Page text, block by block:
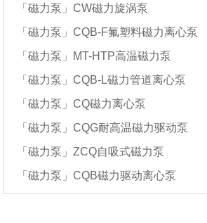
「磁力泵」CW磁力旋涡泵
「磁力泵」CQB-F氟塑料磁力离心泵
「磁力泵」MT-HTP高温磁力泵
「磁力泵」CQB-L磁力管道离心泵
「磁力泵」CQ磁力离心泵
「磁力泵」CQG耐高温磁力驱动泵
「磁力泵」ZCQ自吸式磁力泵
「磁力泵」CQB磁力驱动离心泵